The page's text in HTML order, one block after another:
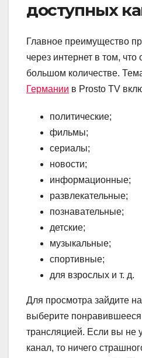
доступных
Главное преимущество
через интернет в том, что
большом количестве.
Германии в Prosto TV
политические;
фильмы;
сериалы;
новости;
информационные;
развлекательные;
познавательные;
детские;
музыкальные;
спортивные;
для взрослых и т. д.
Для просмотра зайдите
выберите
трансляцией. Если вы не
канал, то ничего